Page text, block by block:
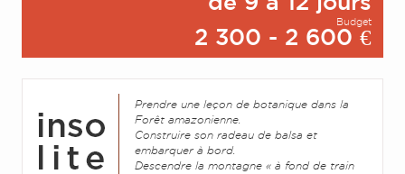
Budget
2 300 - 2 600 €
Prendre une leçon de botanique dans la
Forêt amazonienne.
Construire son radeau de balsa et
embarquer à bord.
Descendre la montagne « à fond de train